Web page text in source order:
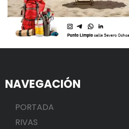
NAVEGACIÓN
PORTADA
RIVAS